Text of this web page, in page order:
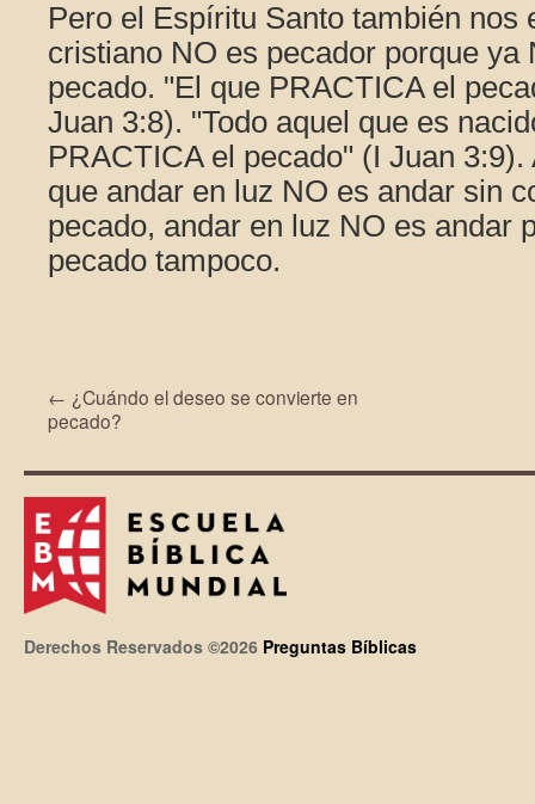
Pero el Espíritu Santo también nos
cristiano NO es pecador porque ya
pecado. "El que PRACTICA el
Juan 3:8). "Todo aquel que es
PRACTICA el pecado" (I Juan
que andar en luz NO es andar sin
pecado, andar en luz NO es andar
pecado tampoco.
← ¿Cuándo el deseo se convierte en
pecado?
Derechos Reservados ©2026 Preguntas Bíblicas